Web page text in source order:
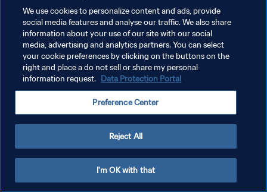
سياسة الخصوصية
شروط الخدمة
إدارة تفضيلات ملفات تعريف الارتباط
We use cookies to personalize content and ads, provide
social media features and analyse our traffic. We also share
information about your use of our site with our social
media, advertising and analytics partners. You can select
your cookie preferences by clicking on the buttons on the
right and place a do not sell or share my personal
information request. Data Protection Portal
Preference Center
Reject All
I'm OK with that